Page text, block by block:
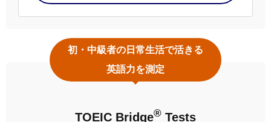
初・中級者の日常生活で活きる
英語力を測定
TOEIC Bridge® Tests